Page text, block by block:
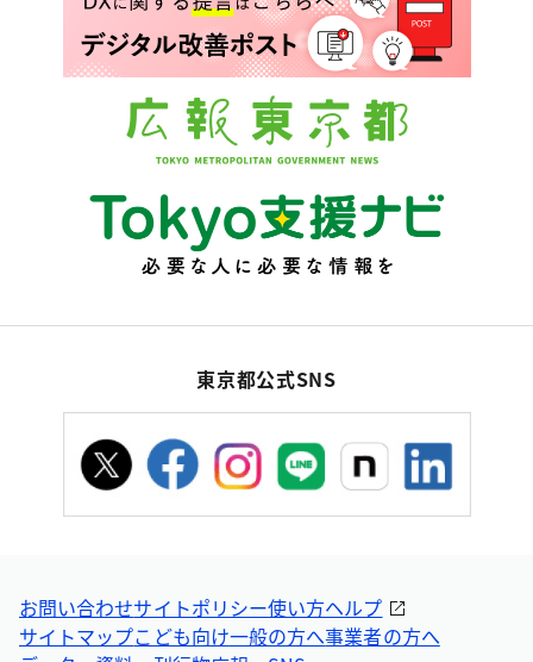
東京都公式SNS
お問い合わせサイトポリシー使い方ヘルプ
サイトマップこども向け一般の方へ事業者の方へ